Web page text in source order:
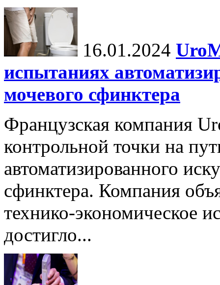
16.01.2024
испытаниях
мочевого сфинктера
Французская компания
контрольной точки на
автоматизированного
сфинктера. Компания
технико-экономическое
достигло...